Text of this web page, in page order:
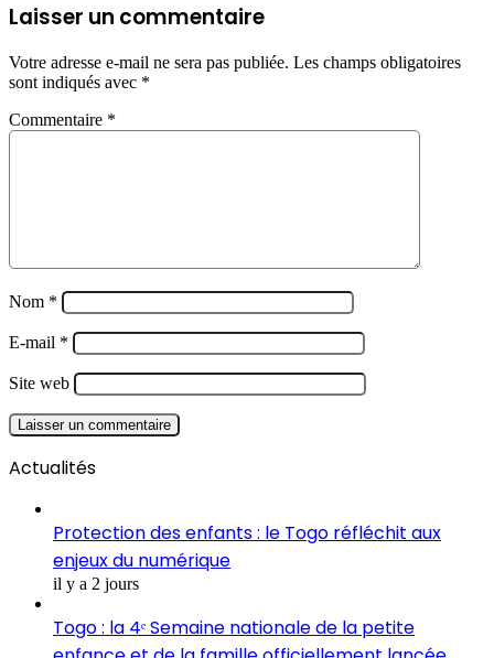
Laisser un commentaire
Votre adresse e-mail ne sera pas publiée. Les champs obligatoires
sont indiqués avec *
Commentaire *
Nom *
E-mail *
Site web
Actualités
Protection des enfants : le Togo réfléchit aux
enjeux du numérique
il y a 2 jours
Togo : la 4ᵉ Semaine nationale de la petite